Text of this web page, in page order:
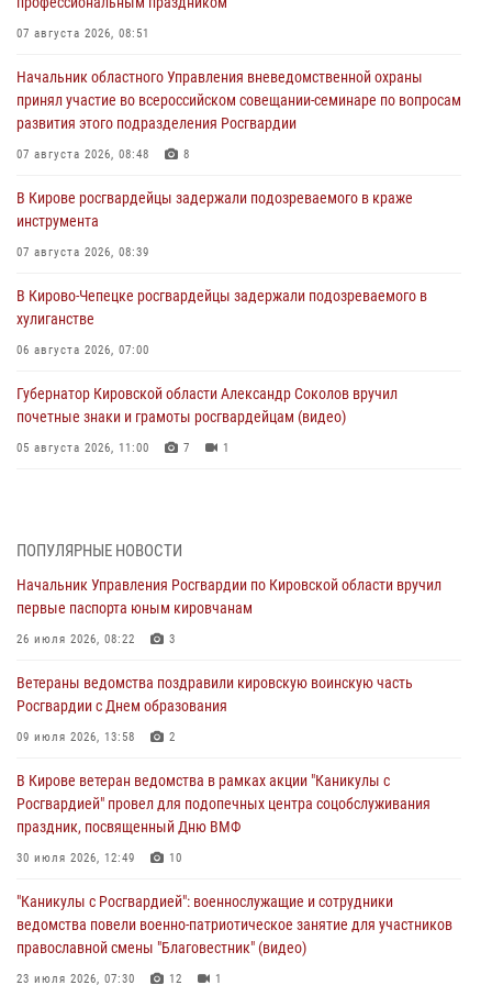
07 августа 2026, 08:51
Начальник областного Управления вневедомственной охраны
принял участие во всероссийском совещании-семинаре по вопросам
развития этого подразделения Росгвардии
07 августа 2026, 08:48 8
В Кирове росгвардейцы задержали подозреваемого в краже
инструмента
07 августа 2026, 08:39
В Кирово-Чепецке росгвардейцы задержали подозреваемого в
хулиганстве
06 августа 2026, 07:00
Губернатор Кировской области Александр Соколов вручил
почетные знаки и грамоты росгвардейцам (видео)
05 августа 2026, 11:00 7 1
04 августа 2026, 09:30
В Кирове росгвардейцы задержали подозреваемого в грабеже
03 августа 2026, 09:01
митинге в честь Дня воздушно-десантных войск
03 августа 2026, 08:45
магазина
02 августа 2026, 07:00
1 августа – День дежурной службы войск национальной гвардии
01 августа 2026, 09:39
ПОПУЛЯРНЫЕ НОВОСТИ
Начальник Управления Росгвардии по Кировской области вручил
первые паспорта юным кировчанам
26 июля 2026, 08:22 3
Ветераны ведомства поздравили кировскую воинскую часть
Росгвардии с Днем образования
09 июля 2026, 13:58 2
В Кирове ветеран ведомства в рамках акции "Каникулы с
Росгвардией" провел для подопечных центра соцобслуживания
праздник, посвященный Дню ВМФ
30 июля 2026, 12:49 10
"Каникулы с Росгвардией": военнослужащие и сотрудники
ведомства повели военно-патриотическое занятие для участников
православной смены "Благовестник" (видео)
23 июля 2026, 07:30 12 1